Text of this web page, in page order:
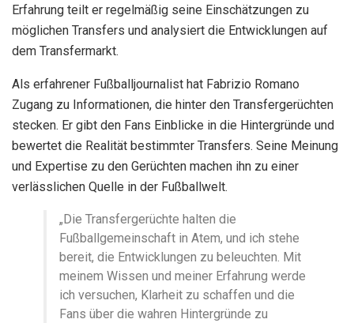
Erfahrung teilt er regelmäßig seine Einschätzungen zu
möglichen Transfers und analysiert die Entwicklungen auf
dem Transfermarkt.
Als erfahrener Fußballjournalist hat Fabrizio Romano
Zugang zu Informationen, die hinter den Transfergerüchten
stecken. Er gibt den Fans Einblicke in die Hintergründe und
bewertet die Realität bestimmter Transfers. Seine Meinung
und Expertise zu den Gerüchten machen ihn zu einer
verlässlichen Quelle in der Fußballwelt.
„Die Transfergerüchte halten die
Fußballgemeinschaft in Atem, und ich stehe
bereit, die Entwicklungen zu beleuchten. Mit
meinem Wissen und meiner Erfahrung werde
ich versuchen, Klarheit zu schaffen und die
Fans über die wahren Hintergründe zu